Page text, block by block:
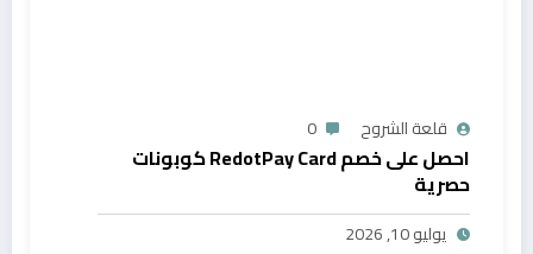
قلعة الشروح 0
احصل على خصم RedotPay Card كوبونات
حصرية
يوليو 10, 2026